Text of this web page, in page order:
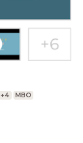
+4
MBO